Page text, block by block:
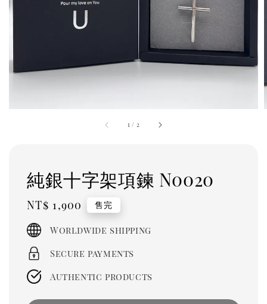
1 / 2
純銀十字架項鍊 N0020
Regular
price
NT$ 1,900 售完
Worldwide shipping
Secure payments
Authentic products